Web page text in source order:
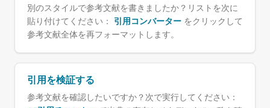
別のスタイルで参考文献を書きましたか？リストを次に
貼り付けてください： 引用コンバーター をクリックして
参考文献全体を再フォーマットします。
引用を検証する
参考文献を確認したいですか？次で実行してください：